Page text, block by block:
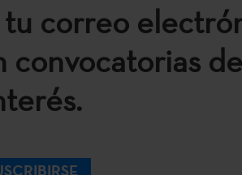
tu correo
convocatorias